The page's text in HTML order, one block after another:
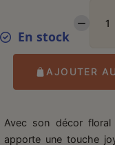
En stock
AJOUTER
Avec son décor
apporte une touche